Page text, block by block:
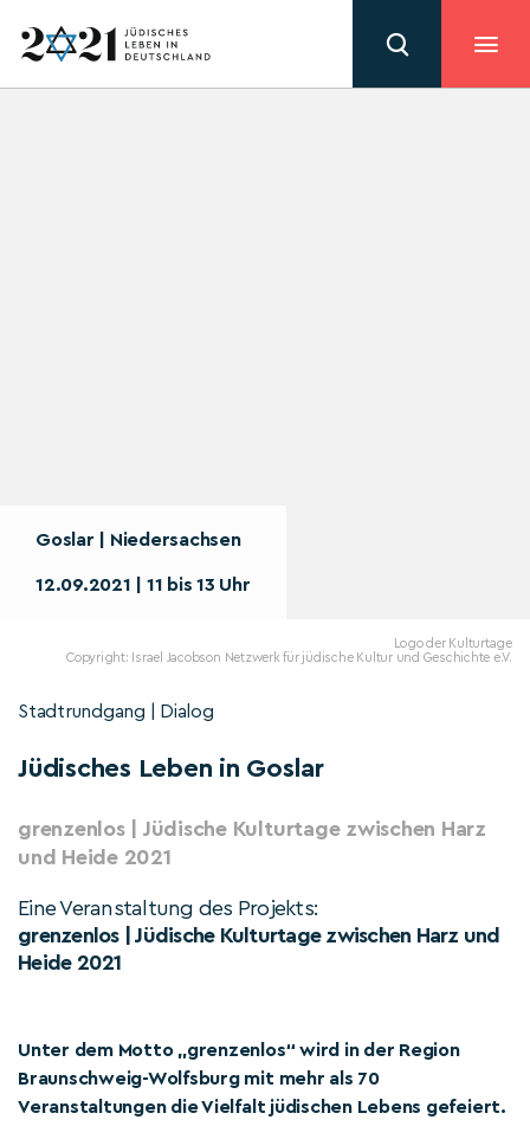
Goslar | Niedersachsen
12.09.2021 | 11 bis 13 Uhr
Logo der Kulturtage
Copyright: Israel Jacobson Netzwerk für jüdische Kultur und Geschichte e.V.
Stadtrundgang | Dialog
Jüdisches Leben in Goslar
grenzenlos | Jüdische Kulturtage zwischen Harz
und Heide 2021
Eine Veranstaltung des Projekts:
grenzenlos | Jüdische Kulturtage zwischen Harz und
Heide 2021
Unter dem Motto „grenzenlos“ wird in der Region
Braunschweig-Wolfsburg mit mehr als 70
Veranstaltungen die Vielfalt jüdischen Lebens gefeiert.